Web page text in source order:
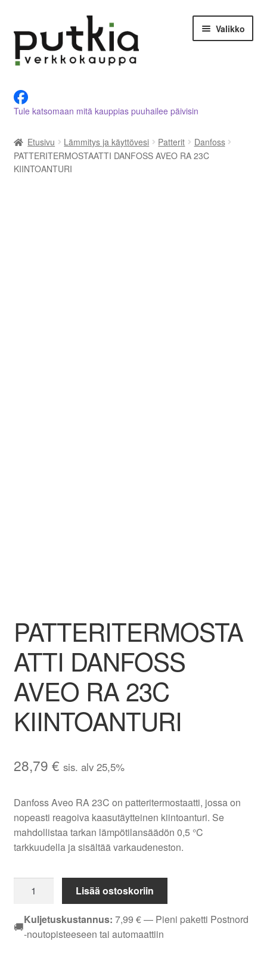
navigointiin
sisältöön
Valikko
Tietoja meistä
Asiakastilini
Ostoskori
Tule katsomaan mitä kauppias puuhailee päivisin
Etusivu Lämmitys ja käyttövesi Patterit
Danfoss
PATTERITERMOSTAATTI DANFOSS AVEO RA 23C
KIINTOANTURI
PATTERITERMOSTA
ATTI DANFOSS
AVEO RA 23C
KIINTOANTURI
28,79 € sis. alv 25,5%
Danfoss Aveo RA 23C on patteritermostaatti, jossa on
nopeasti reagoiva kaasutäytteinen kiintoanturi. Se
mahdollistaa tarkan lämpötilansäädön 0,5 °C
tarkkuudella ja sisältää varkaudeneston.
PATTERITERMOSTAATTI
AVEO
RA
Lisää ostoskoriin
🚚Kuljetuskustannus: 7,99 €— Pieni paketti Postnord
-noutopisteeseen tai automaattiin